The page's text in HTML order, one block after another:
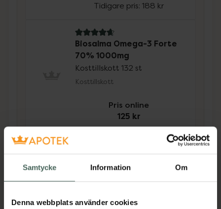
Samtycke Information Om
Denna webbplats använder cookies
Tidigare pris:188 kr
4.8 av 5 i omdöme
Biosalma Omega-3 Forte
70% 1000mg
Kosttillskott 132 st
Kosttillskott
Pris online
125 kr
Köp båda för
Köp båda